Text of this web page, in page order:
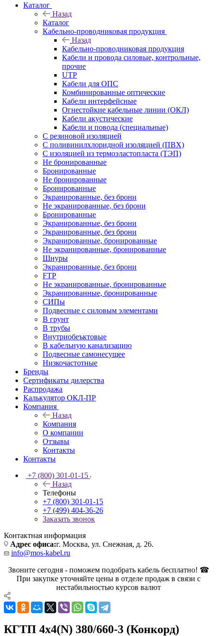
Каталог
Назад
Каталог
Кабельно-проводниковая продукция
Назад
Кабельно-проводниковая продукция
Кабели и провода силовые, контрольные,
прочие
UTP
Кабели для ОПС
Комбинированные оптические
Кабели интерфейсные
Огнестойкие кабельные линии (ОКЛ)
Кабели акустические
Кабели и повода (специальные)
С резиновой изоляцией
С поливинилхлоридной изоляцией (ПВХ)
С изоляцией из термоэластопласта (ТЭП)
Не бронированные
Бронированные
Не бронированные
Бронированные
Экранированные, без брони
Не экранированные, без брони
Бронированные
Экранированные, без брони
Экранированные, без брони
Экранированные, бронированные
Не экранированные, бронированные
Шнуры
Экранированные, без брони
FTP
Не экранированные, бронированные
Экранированные, бронированные
СИПы
Подвесные с силовым элементами
В грунт
В трубы
Внутриобеъктовые
В кабельную канализацию
Подвесные самонесущее
Низкочастотные
Бренды
Сертификаты дилерства
Распродажа
Калькулятор ОКЛ-ПР
Компания
Назад
Компания
О компании
Отзывы
Контакты
Контакты
+7 (800) 301-01-15
Назад
Телефоны
+7 (800) 301-01-15
+7 (499) 404-36-26
Заказать звонок
Контактная информация
Адрес офиса:г. Москва, ул. Снежная, д. 26.
info@mos-kabel.ru
Звоните сегодня - поможем подобрать кабель бесплатно! ☎
При закупке уточняйте цены в отделе продаж в связи с
нестабильностью курсов валют
КГТП 4х4(N) 380/660-3 (Конкорд)